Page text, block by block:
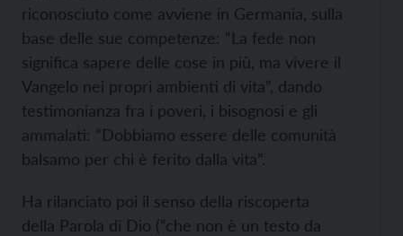
riconosciuto come avviene in Germania, sulla
base delle sue competenze: “La fede non
significa sapere delle cose in più, ma vivere il
Vangelo nei propri ambienti di vita”, dando
testimonianza fra i poveri, i bisognosi e gli
ammalati: “Dobbiamo essere delle comunità
balsamo per chi è ferito dalla vita”.
Ha rilanciato poi il senso della riscoperta
della Parola di Dio (“che non è un testo da